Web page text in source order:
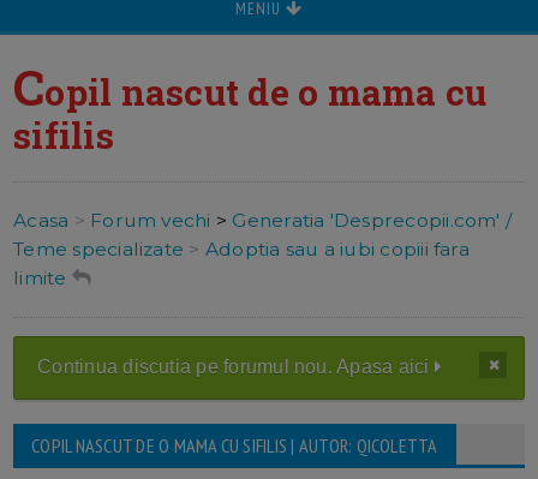
MENIU
Copil nascut de o mama cu
sifilis
Acasa > Forum vechi > Generatia 'Desprecopii.com' /
Teme specializate > Adoptia sau a iubi copiii fara
limite
Continua discutia pe forumul nou. Apasa aici
COPIL NASCUT DE O MAMA CU SIFILIS | AUTOR: QICOLETTA